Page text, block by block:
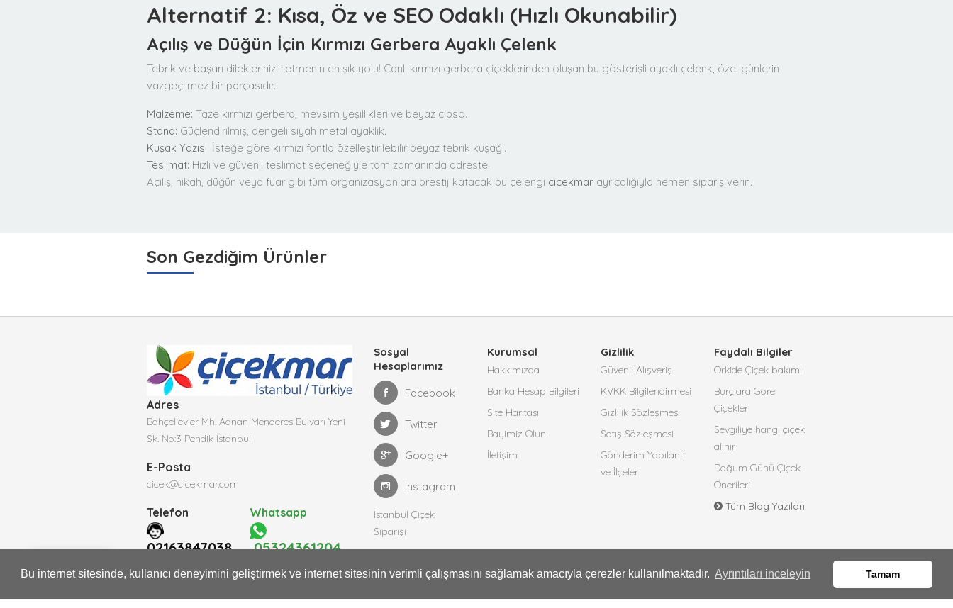
Bu internet sitesinde, kullanıcı deneyimini geliştirmek ve internet sitesinin verimli çalışmasını sağlamak amacıyla çerezler kullanılmaktadır. Ayrıntıları inceleyin Tamam
Alternatif 2: Kısa, Öz ve SEO Odaklı (Hızlı Okunabilir)
Açılış ve Düğün İçin Kırmızı Gerbera Ayaklı Çelenk
Tebrik ve başarı dileklerinizi iletmenin en şık yolu! Canlı kırmızı gerbera çiçeklerinden oluşan bu gösterişli ayaklı çelenk, özel günlerin
vazgeçilmez bir parçasıdır.
Malzeme: Taze kırmızı gerbera, mevsim yeşillikleri ve beyaz cipso.
Stand: Güçlendirilmiş, dengeli siyah metal ayaklık.
Kuşak Yazısı: İsteğe göre kırmızı fontla özelleştirilebilir beyaz tebrik kuşağı.
Teslimat: Hızlı ve güvenli teslimat seçeneğiyle tam zamanında adreste.
Açılış, nikah, düğün veya fuar gibi tüm organizasyonlara prestij katacak bu çelengi cicekmar ayrıcalığıyla hemen sipariş verin.
Son Gezdiğim Ürünler
Adres
Bahçelievler Mh. Adnan Menderes Bulvarı Yeni
Sk. No:3 Pendik İstanbul
E-Posta
cicek@cicekmar.com
Telefon
02163847038
Whatsapp
05324361204
Sosyal
Hesaplarımız
Facebook
Twitter
Google+
Instagram
İstanbul Çiçek
Siparişi
Pendik Çiçekçi
Kartal Çiçekci
Kurumsal
Hakkımızda
Banka Hesap Bilgileri
Site Haritası
Bayimiz Olun
İletişim
Gizlilik
Güvenli Alışveriş
KVKK Bilgilendirmesi
Gizlilik Sözleşmesi
Satış Sözleşmesi
Gönderim Yapılan İl
ve İlçeler
Faydalı Bilgiler
Orkide Çiçek bakımı
Burçlara Göre
Çiçekler
Sevgiliye hangi çiçek
alınır
Doğum Günü Çiçek
Önerileri
Tüm Blog Yazıları
Whatsapp